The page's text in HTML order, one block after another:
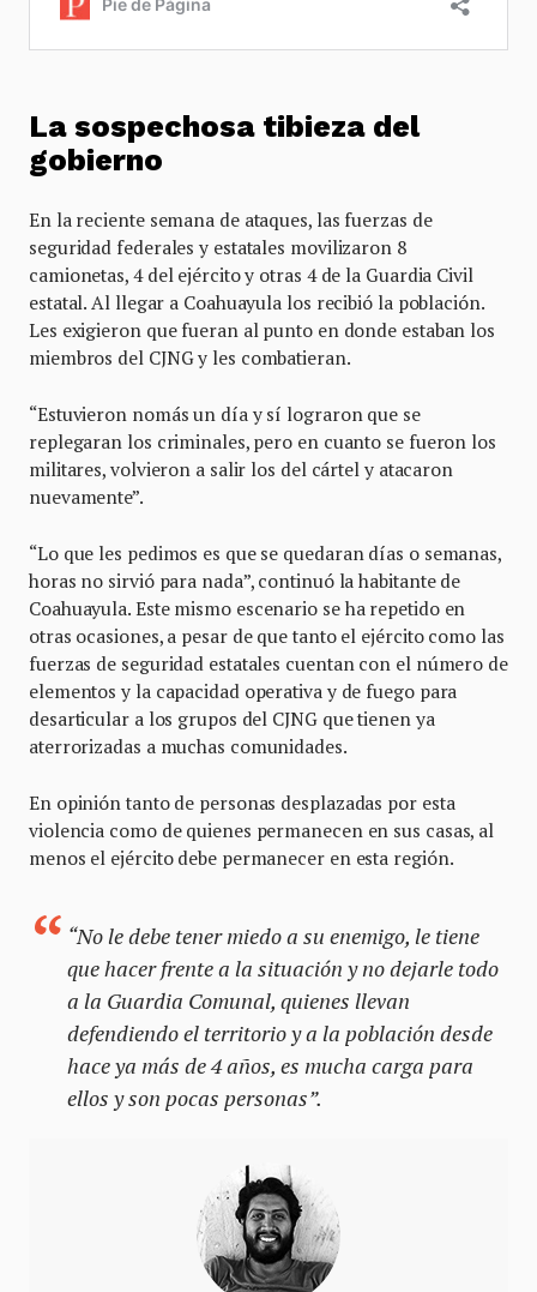
La sospechosa tibieza del
gobierno
En la reciente semana de ataques, las fuerzas de
seguridad federales y estatales movilizaron 8
camionetas, 4 del ejército y otras 4 de la Guardia Civil
estatal. Al llegar a Coahuayula los recibió la población.
Les exigieron que fueran al punto en donde estaban los
miembros del CJNG y les combatieran.
“Estuvieron nomás un día y sí lograron que se
replegaran los criminales, pero en cuanto se fueron los
militares, volvieron a salir los del cártel y atacaron
nuevamente”.
“Lo que les pedimos es que se quedaran días o semanas,
horas no sirvió para nada”, continuó la habitante de
Coahuayula. Este mismo escenario se ha repetido en
otras ocasiones, a pesar de que tanto el ejército como las
fuerzas de seguridad estatales cuentan con el número de
elementos y la capacidad operativa y de fuego para
desarticular a los grupos del CJNG que tienen ya
aterrorizadas a muchas comunidades.
En opinión tanto de personas desplazadas por esta
violencia como de quienes permanecen en sus casas, al
menos el ejército debe permanecer en esta región.
“No le debe tener miedo a su enemigo, le tiene
que hacer frente a la situación y no dejarle todo
a la Guardia Comunal, quienes llevan
defendiendo el territorio y a la población desde
hace ya más de 4 años, es mucha carga para
ellos y son pocas personas”.